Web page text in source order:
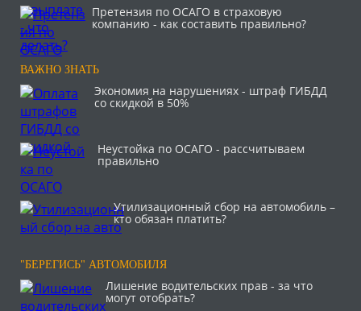
Претензия по ОСАГО в страховую
компанию - как составить правильно?
ВАЖНО ЗНАТЬ
Экономия на нарушениях - штраф ГИБДД
со скидкой в 50%
Неустойка по ОСАГО - рассчитываем
правильно
Утилизационный сбор на автомобиль –
кто обязан платить?
"БЕРЕГИСЬ" АВТОМОБИЛЯ
Лишение водительских прав - за что
могут отобрать?